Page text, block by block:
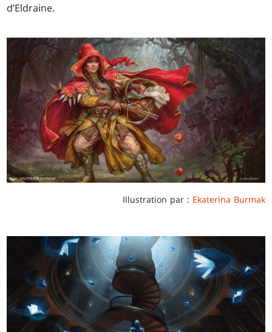
d’Eldraine.
Illustration par : Ekaterina Burmak